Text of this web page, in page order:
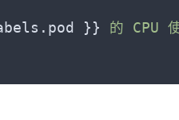
}}
的 CPU